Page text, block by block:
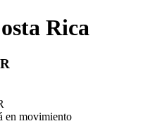
Rica
en movimiento